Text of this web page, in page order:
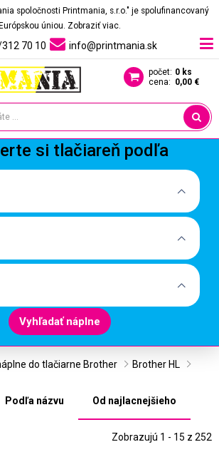
spoločnosti Printmania, s.r.o." je spolufinancovaný
Európskou úniou. Zobraziť viac.
70 10 info@printmania.sk
počet: 0 ks
cena: 0,00 €
si tlačiareň podľa
Vyhľadať náplne
do tlačiarne Brother Brother HL
Podľa názvu Od najlacnejšieho
Zobrazujú 1 - 15 z 252